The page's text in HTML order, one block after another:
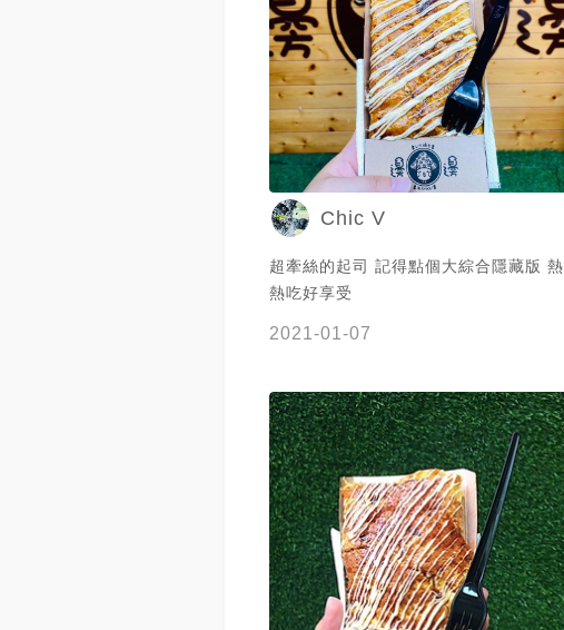
Chic V
超牽絲的起司 記得點個大綜合隱藏版 熱
熱吃好享受
2021-01-07